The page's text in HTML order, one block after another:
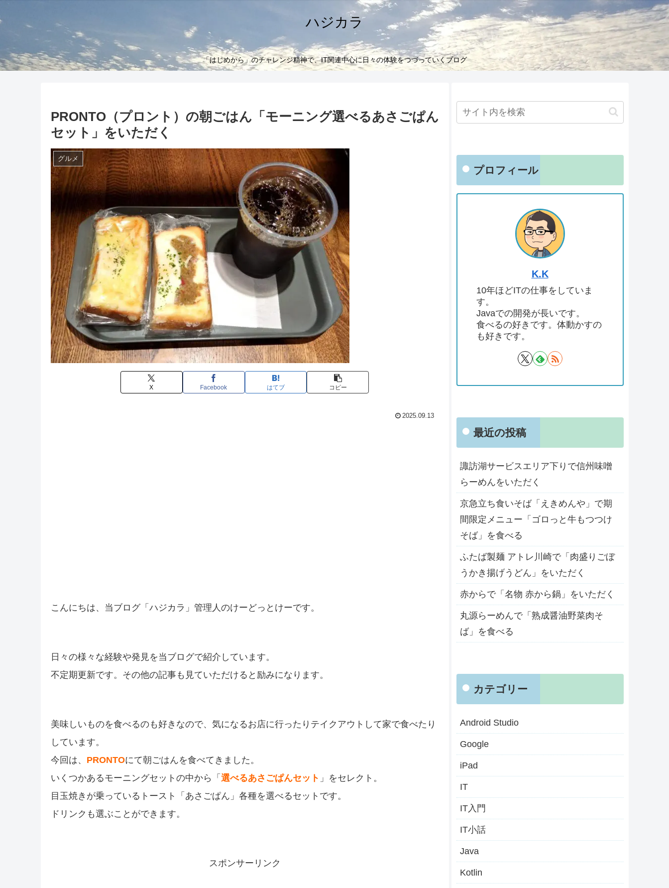
ハジカラ
「はじめから」のチャレンジ精神で、IT関連中心に日々の体験をつづっていくブログ
PRONTO（プロント）の朝ごはん「モーニング選べるあさごぱん
セット」をいただく
グルメ
X Facebook はてブ コピー
2025.09.13
こんにちは、当ブログ「ハジカラ」管理人のけーどっとけーです。
日々の様々な経験や発見を当ブログで紹介しています。
不定期更新です。その他の記事も見ていただけると励みになります。
美味しいものを食べるのも好きなので、気になるお店に行ったりテイクアウトして家で食べたり
しています。
今回は、 PRONTOにて朝ごはんを食べてきました。
いくつかあるモーニングセットの中から「 選べるあさごぱんセット 」をセレクト。
目玉焼きが乗っているトースト「あさごぱん」各種を選べるセットです。
ドリンクも選ぶことができます。
スポンサーリンク
プロフィール
K.K
10年ほどITの仕事をしていま
す。
Javaでの開発が長いです。
食べるの好きです。体動かすの
も好きです。
最近の投稿
諏訪湖サービスエリア下りで信州味噌
らーめんをいただく
京急立ち食いそば「えきめんや」で期
間限定メニュー「ゴロっと牛もつつけ
そば」を食べる
ふたば製麺 アトレ川崎で「肉盛りごぼ
うかき揚げうどん」をいただく
赤からで「名物 赤から鍋」をいただく
丸源らーめんで「熟成醤油野菜肉そ
ば」を食べる
カテゴリー
Android Studio
Google
iPad
IT
IT入門
IT小話
Java
Kotlin